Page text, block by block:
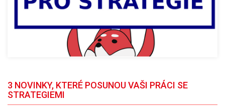
3 NOVINKY, KTERÉ POSUNOU VAŠI PRÁCI SE
STRATEGIEMI